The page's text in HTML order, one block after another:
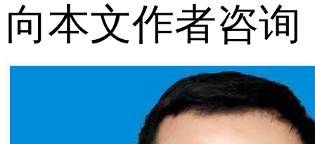
向本文作者咨询